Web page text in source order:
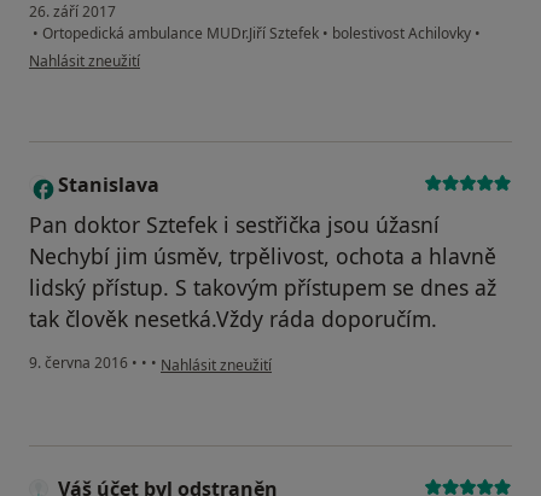
26. září 2017
• Ortopedická ambulance MUDr.Jiří Sztefek • bolestivost Achilovky •
podle názoru uživatele Váš účet byl odstraněn
Nahlásit zneužití
S Stanislava
Pan doktor Sztefek i sestřička jsou úžasní
Nechybí jim úsměv, trpělivost, ochota a hlavně
lidský přístup. S takovým přístupem se dnes až
tak člověk nesetká.Vždy ráda doporučím.
9. června 2016 • • • podle názoru uživatele Stanislava
Nahlásit zneužití
Váš účet byl odstraněn